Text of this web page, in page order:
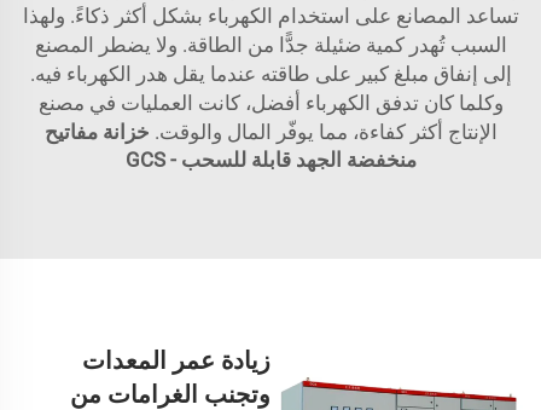
تساعد المصانع على استخدام الكهرباء بشكل أكثر ذكاءً. ولهذا
السبب تُهدر كمية ضئيلة جدًّا من الطاقة. ولا يضطر المصنع
إلى إنفاق مبلغ كبير على طاقته عندما يقل هدر الكهرباء فيه.
وكلما كان تدفق الكهرباء أفضل، كانت العمليات في مصنع
الإنتاج أكثر كفاءة، مما يوفّر المال والوقت. خزانة مفاتيح
منخفضة الجهد قابلة للسحب - GCS
زيادة عمر المعدات
وتجنب الغرامات من